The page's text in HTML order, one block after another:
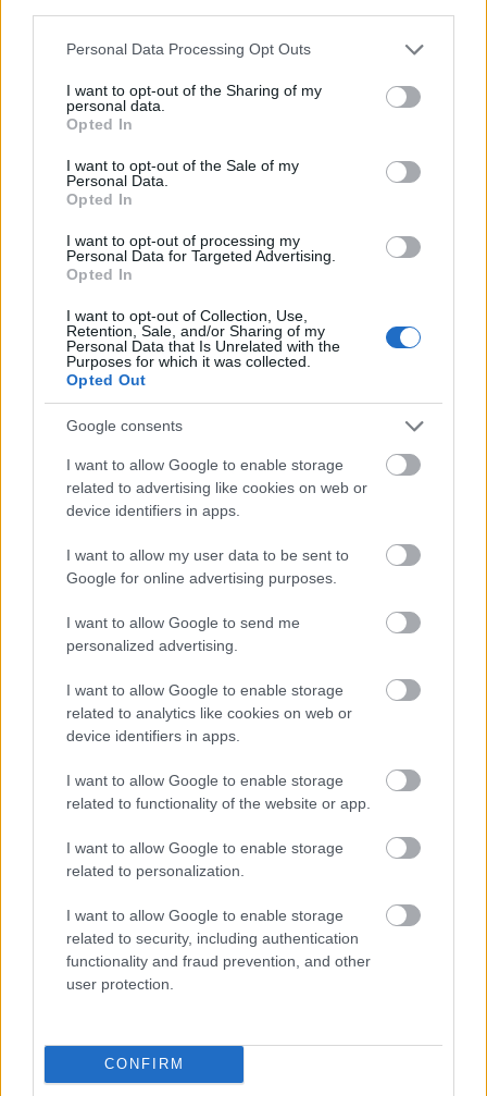
Please note that this website/app uses one or more Google
not limited to your visit or usage behaviour. You may click to
grant or deny consent to Google and its third-party tags to
use your data for below specified purposes in below Google
consent section.
Personal Data Processing Opt Outs
I want to opt-out of the Sharing of my
personal data.
Opted In
I want to opt-out of the Sale of my
Personal Data.
Opted In
I want to opt-out of processing my
Personal Data for Targeted Advertising.
Opted In
I want to opt-out of Collection, Use,
Retention, Sale, and/or Sharing of my
Personal Data that Is Unrelated with the
Purposes for which it was collected.
Opted Out
Google consents
I want to allow Google to enable storage
related to advertising like cookies on web or
device identifiers in apps.
I want to allow my user data to be sent to
Google for online advertising purposes.
I want to allow Google to send me
personalized advertising.
I want to allow Google to enable storage
related to analytics like cookies on web or
device identifiers in apps.
I want to allow Google to enable storage
related to functionality of the website or app.
I want to allow Google to enable storage
related to personalization.
I want to allow Google to enable storage
related to security, including authentication
functionality and fraud prevention, and other
user protection.
CONFIRM
Η παράβαση διαπιστώνεται και το πρόστιμο
επιβάλλεται με πράξη του προϊσταμένου του
κατά τόπο αρμόδιου Τμήματος Επιθεώρησης
Εργασιακών Σχέσεων του ΣΕΠΕ, κατόπιν
άντλησης του τελικού αρχείου παραβατών από το
ΠΣ ΕΡΓΑΝΗ.
Εάν ο εργοδότης δεν υποβάλλει την Υπεύθυνη
Δήλωση με την κατάσταση των εργαζομένων,
περίπτωση υποβολής ψευδούς δήλωσης,
επιβάλλεται στον εργοδότη πρόστιμο 10.000
ευρώ.
O εργοδότης δεν επιτρέπεται ρητά να
απασχολήσει εργαζόμενο με θετικό rapid test. Σε
περίπτωση που διενεργηθεί έλεγχος από τις
αρμόδιες αρχές και βρεθεί να το έχει πράξει,
επιβάλλεται πρόστιμο 1.500 ευρώ.